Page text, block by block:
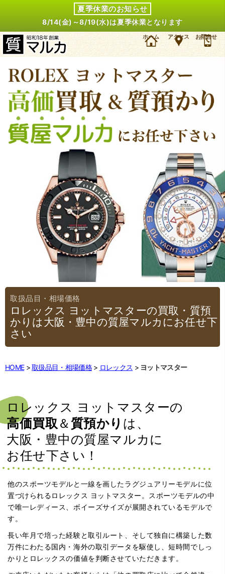
夏季休業のお知らせ
8/14(金)～8/19(水)は夏季休業となります
大阪でロレックス ヨットマスターの買取・質預かりなら質屋マルカにお任せください。数万件
のリアルタイム相場から高価買取・質預かりをお約束。これまでの取扱実績もご紹介。もちろ
ん無料査定、即金にてお支払いいたします。昭和18年創業、大阪・豊中の質屋マルカです。
ホーム アクセス お問合せ
ロレックス ヨットマスターの買取・質預
かりは大阪・豊中の質屋マルカにお任せ下
さい
HOME 取扱品目・相場価格 ロレックス ヨットマスター
ロレックス ヨットマスターの
高価買取 ＆質預かり は、
大阪・豊中の質屋マルカに
お任せ下さい！
他のスポーツモデルと一線を画したラグジュアリーモデルに位
置づけられるロレックス ヨットマスター。スポーツモデルの中
で唯一レディース、ボイーズサイズが展開されているモデルで
す。
長い年月で培った経験と取引ルート、そして独自に構築した数
万件にわたる国内・海外の取引データを駆使し、短時間でしっ
かりとロレックスの価値を判断させていただきます。